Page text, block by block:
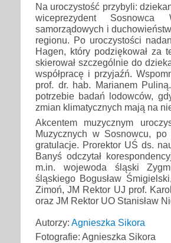
Na uroczystość przybyli:
wiceprezydent Sosnowca
samorządowych i
regionu. Po uroczystości
Hagen, który podziękował za
skierował szczególnie do
współpracę i przyjaźń.
prof. dr. hab. Marianem
potrzebie badań lodowców,
zmian klimatycznych mają na
Akcentem muzycznym
Muzycznych w Sosnowcu,
gratulacje. Prorektor UŚ ds.
Banyś odczytał
m.in. wojewoda śląski
śląskiego Bogusław
Zimoń, JM Rektor UJ prof.
oraz JM Rektor UO Stanisław
Autorzy: Agnieszka Sikora
Fotografie: Agnieszka Sikora